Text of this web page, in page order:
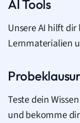
AI Tools
Unsere AI hilft
Lernmaterialien
Teste dein
und bekomme